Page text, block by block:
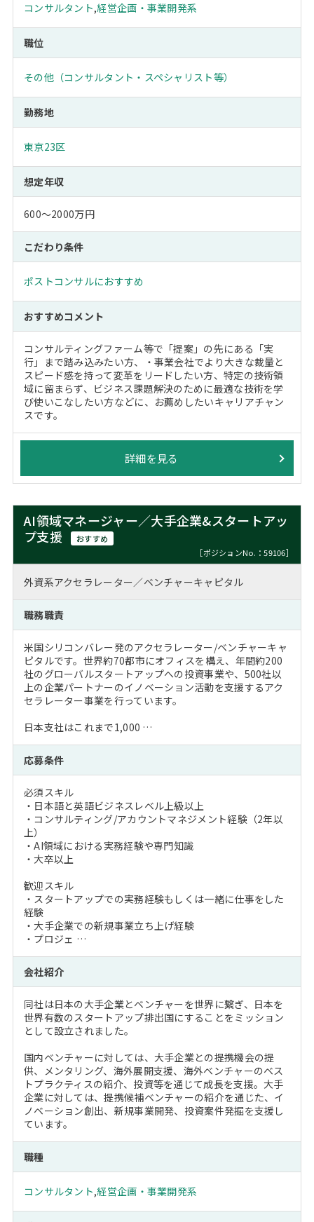
コンサルタント,経営企画・事業開発系
職位
その他（コンサルタント・スペシャリスト等）
勤務地
東京23区
想定年収
600～2000万円
こだわり条件
ポストコンサルにおすすめ
おすすめコメント
コンサルティングファーム等で「提案」の先にある「実
行」まで踏み込みたい方、・事業会社でより大きな裁量と
スピード感を持って変革をリードしたい方、特定の技術領
域に留まらず、ビジネス課題解決のために最適な技術を学
び使いこなしたい方などに、お薦めしたいキャリアチャン
スです。
詳細を見る
AI領域マネージャー／大手企業&スタートアッ
プ支援
おすすめ
［ポジションNo.：59106］
外資系アクセラレーター／ベンチャーキャピタル
職務職責
米国シリコンバレー発のアクセラレーター/ベンチャーキャ
ピタルです。世界約70都市にオフィスを構え、年間約200
社のグローバルスタートアップへの投資事業や、500社以
上の企業パートナーのイノベーション活動を支援するアク
セラレーター事業を行っています。
日本支社はこれまで1,000 …
応募条件
必須スキル
・日本語と英語ビジネスレベル上級以上
・コンサルティング/アカウントマネジメント経験（2年以
上）
・AI領域における実務経験や専門知識
・大卒以上
歓迎スキル
・スタートアップでの実務経験もしくは一緒に仕事をした
経験
・大手企業での新規事業立ち上げ経験
・プロジェ …
会社紹介
同社は日本の大手企業とベンチャーを世界に繋ぎ、日本を
世界有数のスタートアップ排出国にすることをミッション
として設立されました。
国内ベンチャーに対しては、大手企業との提携機会の提
供、メンタリング、海外展開支援、海外ベンチャーのベス
トプラクティスの紹介、投資等を通じて成長を支援。大手
企業に対しては、提携候補ベンチャーの紹介を通じた、イ
ノベーション創出、新規事業開発、投資案件発掘を支援し
ています。
職種
コンサルタント,経営企画・事業開発系